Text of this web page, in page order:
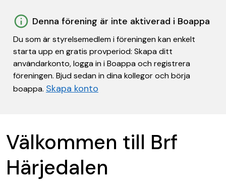
Denna förening är inte aktiverad i Boappa
Du som är styrelsemedlem i föreningen kan enkelt
starta upp en gratis provperiod: Skapa ditt
användarkonto, logga in i Boappa och registrera
föreningen. Bjud sedan in dina kollegor och börja
boappa. Skapa konto
Välkommen till Brf
Härjedalen